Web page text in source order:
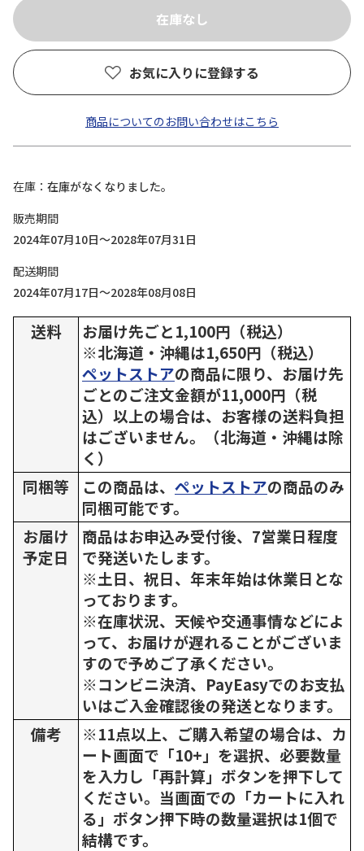
お気に入りに登録する
商品についてのお問い合わせはこちら
在庫
在庫がなくなりました。
販売期間
2024年07月10日～2028年07月31日
配送期間
2024年07月17日～2028年08月08日
送料
お届け先ごと1,100円（税込）
※北海道・沖縄は1,650円（税込）
ペットストアの商品に限り、お届け先
ごとのご注文金額が11,000円（税
込）以上の場合は、お客様の送料負担
はございません。（北海道・沖縄は除
く）
同梱等
この商品は、 ペットストアの商品のみ
同梱可能です。
お届け
予定日
商品はお申込み受付後、7営業日程度
で発送いたします。
※土日、祝日、年末年始は休業日とな
っております。
※在庫状況、天候や交通事情などによ
って、お届けが遅れることがございま
すので予めご了承ください。
※コンビニ決済、PayEasyでのお支払
いはご入金確認後の発送となります。
備考
※11点以上、ご購入希望の場合は、カ
ート画面で「10+」を選択、必要数量
を入力し「再計算」ボタンを押下して
ください。当画面での「カートに入れ
る」ボタン押下時の数量選択は1個で
結構です。